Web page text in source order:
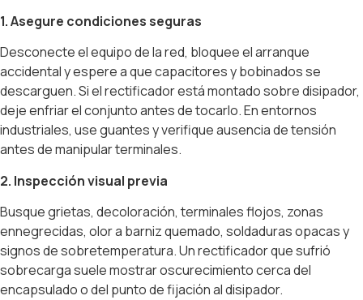
1. Asegure condiciones seguras
Desconecte el equipo de la red, bloquee el arranque
accidental y espere a que capacitores y bobinados se
descarguen. Si el rectificador está montado sobre disipador,
deje enfriar el conjunto antes de tocarlo. En entornos
industriales, use guantes y verifique ausencia de tensión
antes de manipular terminales.
2. Inspección visual previa
Busque grietas, decoloración, terminales flojos, zonas
ennegrecidas, olor a barniz quemado, soldaduras opacas y
signos de sobretemperatura. Un rectificador que sufrió
sobrecarga suele mostrar oscurecimiento cerca del
encapsulado o del punto de fijación al disipador.